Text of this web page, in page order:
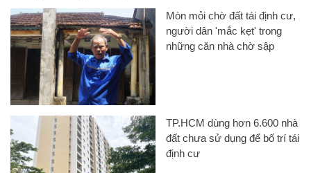
Mòn mỏi chờ đất tái định cư,
người dân 'mắc kẹt' trong
những căn nhà chờ sập
TP.HCM dùng hơn 6.600 nhà
đất chưa sử dụng để bố trí tái
định cư